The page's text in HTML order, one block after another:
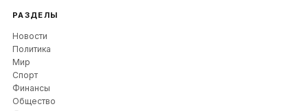
РАЗДЕЛЫ
Новости
Политика
Мир
Спорт
Финансы
Общество